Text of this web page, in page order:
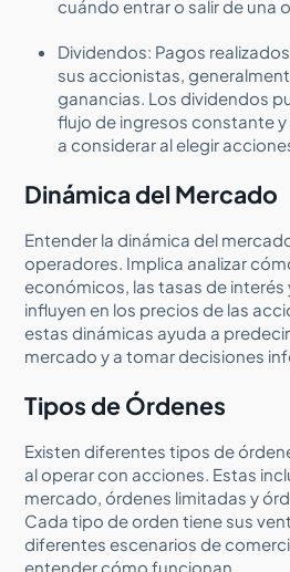
cuándo entrar o salir de una
Dividendos: Pagos
sus accionistas,
ganancias. Los dividendos
flujo de ingresos constante
a considerar al elegir
Dinámica del Mercado
Entender la dinámica del
operadores. Implica analizar
económicos, las tasas de
influyen en los precios de las
estas dinámicas ayuda a
mercado y a tomar decisiones
Tipos de Órdenes
Existen diferentes tipos de
al operar con acciones. Estas
mercado, órdenes limitadas y
Cada tipo de orden tiene sus
diferentes escenarios de
entender cómo funcionan.